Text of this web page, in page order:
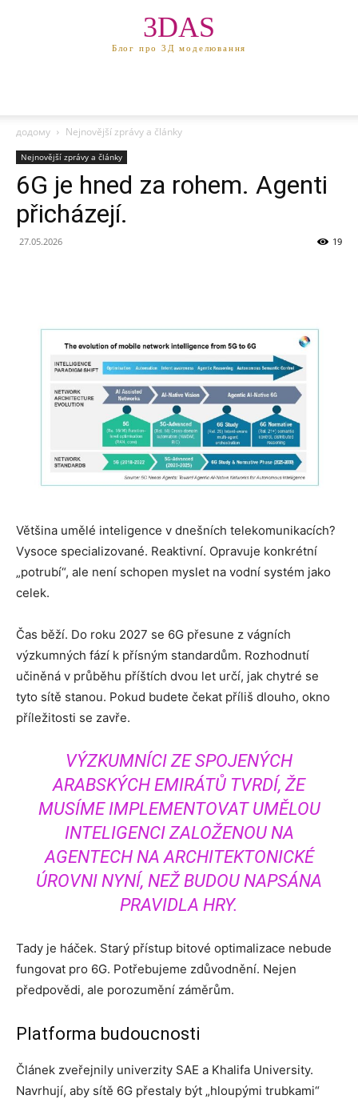
3DAS
Блог про 3Д моделювання
додому Nejnovější zprávy a články
Nejnovější zprávy a články
6G je hned za rohem. Agenti
přicházejí.
27.05.2026 19
Většina umělé inteligence v dnešních telekomunikacích?
Vysoce specializované. Reaktivní. Opravuje konkrétní
„potrubí“, ale není schopen myslet na vodní systém jako
celek.
Čas běží. Do roku 2027 se 6G přesune z vágních
výzkumných fází k přísným standardům. Rozhodnutí
učiněná v průběhu příštích dvou let určí, jak chytré se
tyto sítě stanou. Pokud budete čekat příliš dlouho, okno
příležitosti se zavře.
VÝZKUMNÍCI ZE SPOJENÝCH
ARABSKÝCH EMIRÁTŮ TVRDÍ, ŽE
MUSÍME IMPLEMENTOVAT UMĚLOU
INTELIGENCI ZALOŽENOU NA
AGENTECH NA ARCHITEKTONICKÉ
ÚROVNI NYNÍ, NEŽ BUDOU NAPSÁNA
PRAVIDLA HRY.
Tady je háček. Starý přístup bitové optimalizace nebude
fungovat pro 6G. Potřebujeme zdůvodnění. Nejen
předpovědi, ale porozumění záměrům.
Platforma budoucnosti
Článek zveřejnily univerzity SAE a Khalifa University.
Navrhují, aby sítě 6G přestaly být „hloupými trubkami“